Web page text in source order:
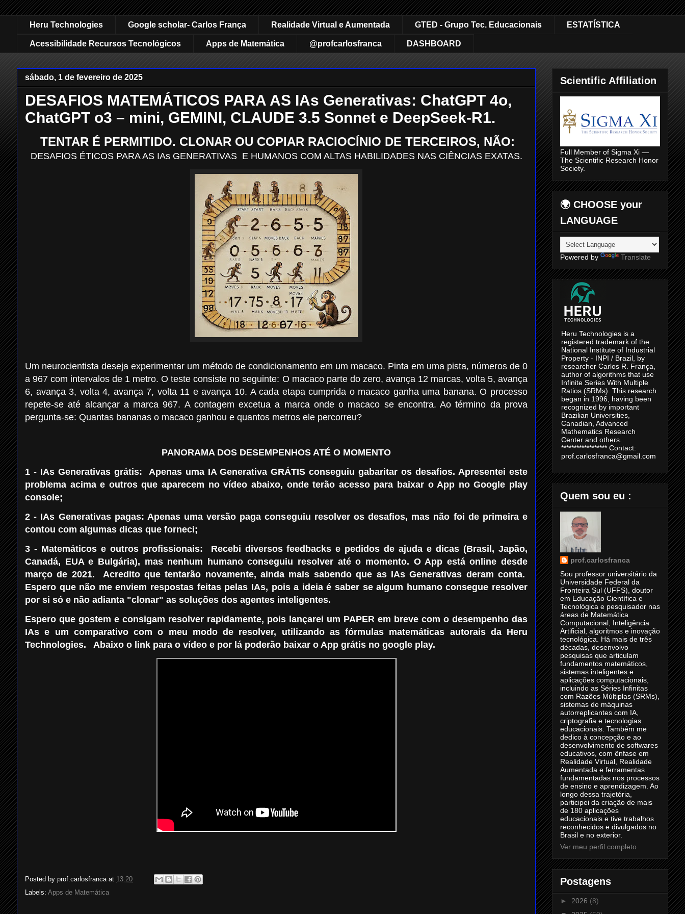
Heru Technologies Google scholar- Carlos França Realidade Virtual e Aumentada GTED - Grupo Tec. Educacionais ESTATÍSTICA
Acessibilidade Recursos Tecnológicos Apps de Matemática @profcarlosfranca DASHBOARD
sábado, 1 de fevereiro de 2025
DESAFIOS MATEMÁTICOS PARA AS IAs Generativas: ChatGPT 4o,
ChatGPT o3 – mini, GEMINI, CLAUDE 3.5 Sonnet e DeepSeek-R1.
TENTAR É PERMITIDO. CLONAR OU COPIAR RACIOCÍNIO DE TERCEIROS, NÃO:
DESAFIOS ÉTICOS PARA AS IAs GENERATIVAS E HUMANOS COM ALTAS HABILIDADES NAS CIÊNCIAS EXATAS.
Um neurocientista deseja experimentar um método de condicionamento em um macaco. Pinta em uma pista, números de 0
a 967 com intervalos de 1 metro. O teste consiste no seguinte: O macaco parte do zero, avança 12 marcas, volta 5, avança
6, avança 3, volta 4, avança 7, volta 11 e avança 10. A cada etapa cumprida o macaco ganha uma banana. O processo
repete-se até alcançar a marca 967. A contagem excetua a marca onde o macaco se encontra. Ao término da prova
pergunta-se: Quantas bananas o macaco ganhou e quantos metros ele percorreu?
PANORAMA DOS DESEMPENHOS ATÉ O MOMENTO
1 - IAs Generativas grátis: Apenas uma IA Generativa GRÁTIS conseguiu gabaritar os desafios. Apresentei este
problema acima e outros que aparecem no vídeo abaixo, onde terão acesso para baixar o App no Google play
console;
2 - IAs Generativas pagas: Apenas uma versão paga conseguiu resolver os desafios, mas não foi de primeira e
contou com algumas dicas que forneci;
3 - Matemáticos e outros profissionais: Recebi diversos feedbacks e pedidos de ajuda e dicas (Brasil, Japão,
Canadá, EUA e Bulgária), mas nenhum humano conseguiu resolver até o momento. O App está online desde
março de 2021. Acredito que tentarão novamente, ainda mais sabendo que as IAs Generativas deram conta.
Espero que não me enviem respostas feitas pelas IAs, pois a ideia é saber se algum humano consegue resolver
por si só e não adianta "clonar" as soluções dos agentes inteligentes.
Espero que gostem e consigam resolver rapidamente, pois lançarei um PAPER em breve com o desempenho das
IAs e um comparativo com o meu modo de resolver, utilizando as fórmulas matemáticas autorais da Heru
Technologies. Abaixo o link para o vídeo e por lá poderão baixar o App grátis no google play.
Posted by prof.carlosfranca at 13:20
Labels: Apps de Matemática
Scientific Affiliation
Full Member of Sigma Xi —
The Scientific Research Honor
Society.
🌍 CHOOSE your
LANGUAGE
Powered by Translate
Heru Technologies is a
registered trademark of the
National Institute of Industrial
Property - INPI / Brazil, by
researcher Carlos R. França,
author of algorithms that use
Infinite Series With Multiple
Ratios (SRMs). This research
began in 1996, having been
recognized by important
Brazilian Universities,
Canadian, Advanced
Mathematics Research
Center and others.
****************** Contact:
prof.carlosfranca@gmail.com
Quem sou eu :
prof.carlosfranca
Sou professor universitário da
Universidade Federal da
Fronteira Sul (UFFS), doutor
em Educação Científica e
Tecnológica e pesquisador nas
áreas de Matemática
Computacional, Inteligência
Artificial, algoritmos e inovação
tecnológica. Há mais de três
décadas, desenvolvo
pesquisas que articulam
fundamentos matemáticos,
sistemas inteligentes e
aplicações computacionais,
incluindo as Séries Infinitas
com Razões Múltiplas (SRMs),
sistemas de máquinas
autorreplicantes com IA,
criptografia e tecnologias
educacionais. Também me
dedico à concepção e ao
desenvolvimento de softwares
educativos, com ênfase em
Realidade Virtual, Realidade
Aumentada e ferramentas
fundamentadas nos processos
de ensino e aprendizagem. Ao
longo dessa trajetória,
participei da criação de mais
de 180 aplicações
educacionais e tive trabalhos
reconhecidos e divulgados no
Brasil e no exterior.
Ver meu perfil completo
Postagens
► 2026 (8)